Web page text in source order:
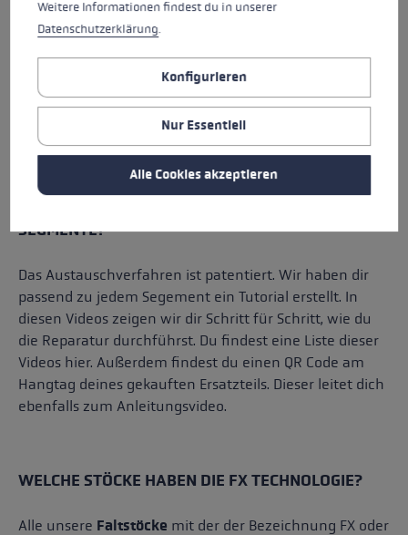
SEGMENTE?
Das Austauschverfahren ist patentiert. Wir haben dir
passend zu jedem Segement ein Tutorial erstellt. In
diesen Videos zeigen wir dir Schritt für Schritt, wie du
die Reparatur durchführst. Du findest eine Liste dieser
Videos hier. Außerdem findest du einen QR Code am
Hangtag deines gekauften Ersatzteils. Dieser leitet dich
ebenfalls zum Anleitungsvideo.
WELCHE STÖCKE HABEN DIE FX TECHNOLOGIE?
Alle unsere Faltstöcke mit der der Bezeichnung FX oder
Weitere Informationen findest du in unserer
Datenschutzerklärung.
Konfigurieren
Nur Essentiell
Alle Cookies akzeptieren